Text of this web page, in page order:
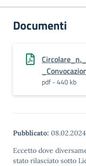
Documenti
pdf - 440 kb
Pubblicato: 08.02.2024
Eccetto dove
stato rilasciato sotto